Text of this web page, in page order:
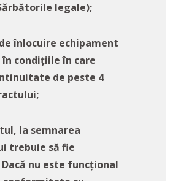
legale);
înlocuire echipament
în condițiile în care
de peste 4
la semnarea
trebuie să fie
nu este funcțional